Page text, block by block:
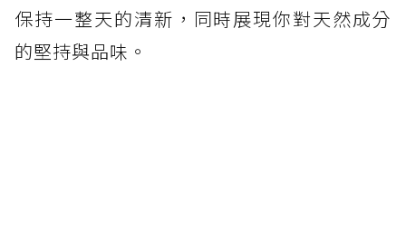
保持一整天的清新，同時展現你對天然成分
的堅持與品味。